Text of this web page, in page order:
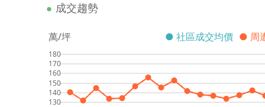
成交趨勢
萬/坪 ● 周
● 社區成交均價
130
140
150
160
170
180